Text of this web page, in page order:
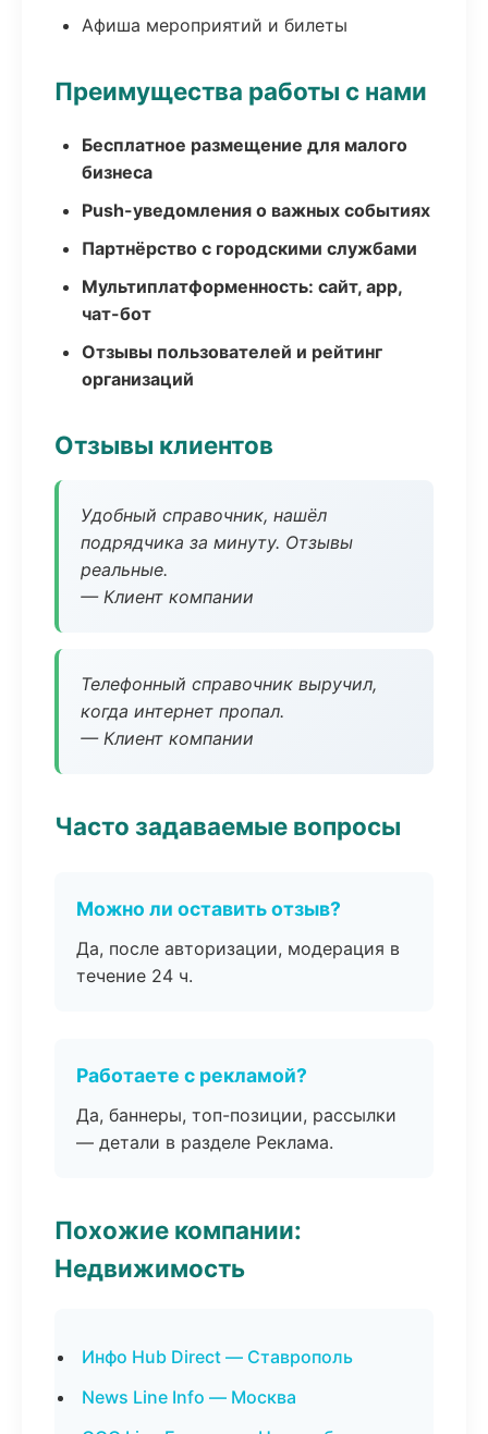
Афиша мероприятий и билеты
Преимущества работы с нами
Бесплатное размещение для малого
бизнеса
Push-уведомления о важных событиях
Партнёрство с городскими службами
Мультиплатформенность: сайт, app,
чат-бот
Отзывы пользователей и рейтинг
организаций
Отзывы клиентов
Удобный справочник, нашёл
подрядчика за минуту. Отзывы
реальные.
— Клиент компании
Телефонный справочник выручил,
когда интернет пропал.
— Клиент компании
Часто задаваемые вопросы
Можно ли оставить отзыв?
Да, после авторизации, модерация в
течение 24 ч.
Работаете с рекламой?
Да, баннеры, топ-позиции, рассылки
— детали в разделе Реклама.
Похожие компании:
Недвижимость
Инфо Hub Direct — Ставрополь
News Line Info — Москва